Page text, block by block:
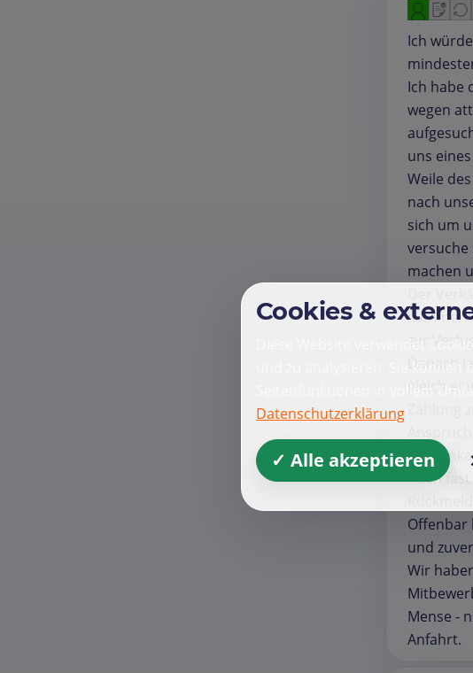
Ich
Ich habe
wegen
uns
Weile
nach
sich um
machen
zur
Danach
gleich
zum
Nach
Offenbar
und
Wir
Mense -
Anfahrt.
Cookies &
Diese Website verwendet
und zu analysieren. Sie
Seitenfunktionen in vollem
Datenschutzerklärung
✓ Alle akzeptieren